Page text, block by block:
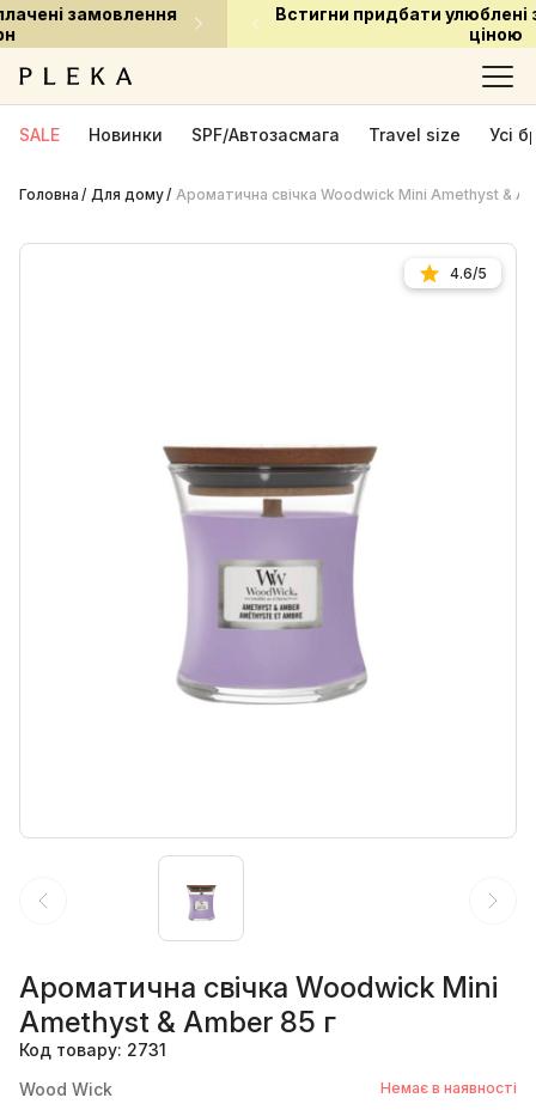
Встигни придбати улюблені засоби за приємною
ціною
SALE Новинки SPF/Автозасмага Travel size Усі
Головна Для дому Ароматична свічка Woodwick Mini Amethyst &
4.6/5
Ароматична свічка Woodwick Mini
Amethyst & Amber 85 г
Код товару: 2731
Wood Wick
Немає в наявності